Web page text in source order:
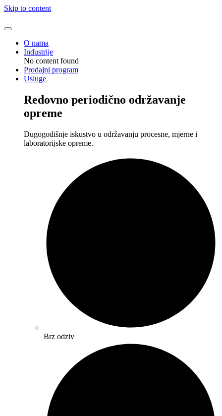
Skip to content
O nama
Industrije
No content found
Prodajni program
Usluge
Redovno periodično održavanje
opreme
Dugogodišnje iskustvo u održavanju procesne, mjerne i
laboratorijske opreme.
Brz odziv